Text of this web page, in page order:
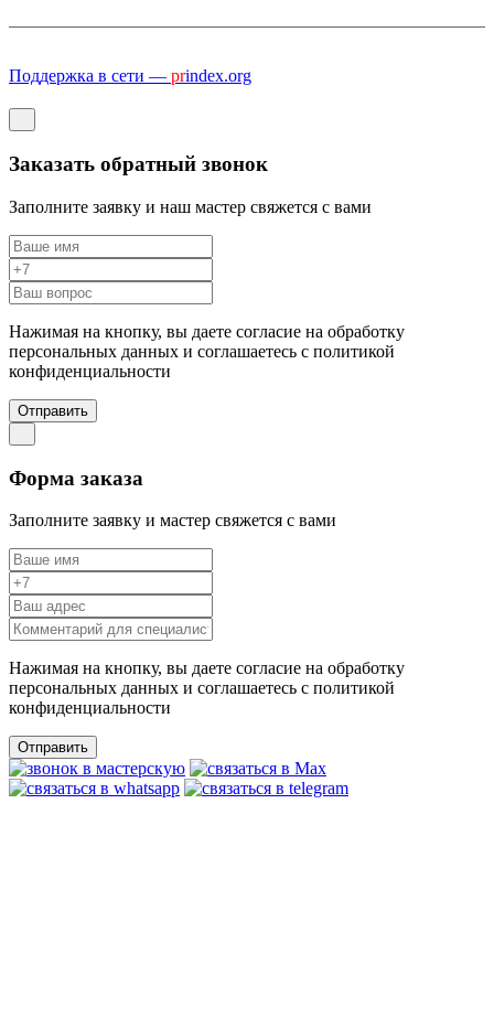
Поддержка в сети — prindex.org
Заказать обратный звонок
Заполните заявку и наш мастер свяжется с вами
Нажимая на кнопку, вы даете согласие на обработку
персональных данных и соглашаетесь c политикой
конфиденциальности
Отправить
Форма заказа
Заполните заявку и мастер свяжется с вами
Нажимая на кнопку, вы даете согласие на обработку
персональных данных и соглашаетесь c политикой
конфиденциальности
Отправить